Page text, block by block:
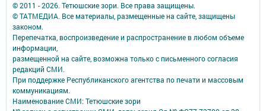
© 2011 - 2026. Тетюшские зори. Все права защищены.
© ТАТМЕДИА. Все материалы, размещенные на сайте, защищены
законом.
Перепечатка, воспроизведение и распространение в любом объеме
информации,
размещенной на сайте, возможна только с письменного согласия
редакций СМИ.
При поддержке Республиканского агентства по печати и массовым
коммуникациям.
Наименование СМИ: Тетюшские зори